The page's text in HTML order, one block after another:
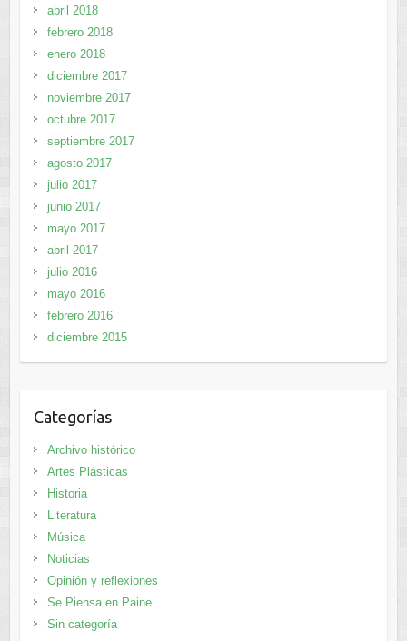
abril 2018
febrero 2018
enero 2018
diciembre 2017
noviembre 2017
octubre 2017
septiembre 2017
agosto 2017
julio 2017
junio 2017
mayo 2017
abril 2017
julio 2016
mayo 2016
febrero 2016
diciembre 2015
Categorías
Archivo histórico
Artes Plásticas
Historia
Literatura
Música
Noticias
Opinión y reflexiones
Se Piensa en Paine
Sin categoría